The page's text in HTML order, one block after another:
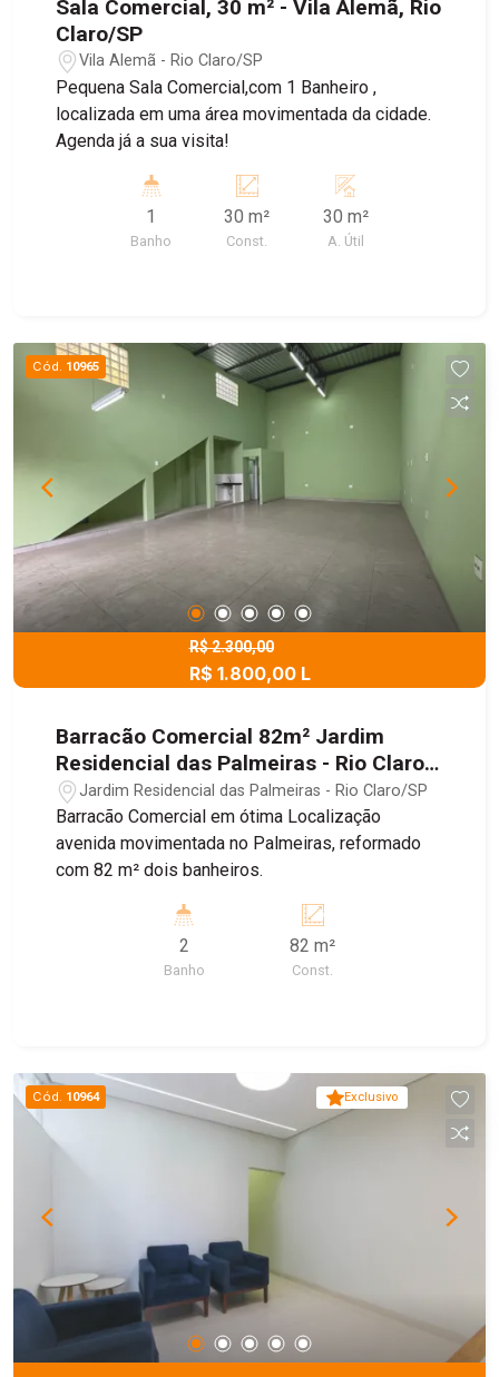
Sala Comercial, 30 m² - Vila Alemã, Rio
Claro/SP
Vila Alemã - Rio Claro/SP
Pequena Sala Comercial,com 1 Banheiro ,
localizada em uma área movimentada da cidade.
Agenda já a sua visita!
1
Banho
30 m²
Const.
30 m²
A. Útil
Cód. 10965
R$ 2.300,00
R$ 1.800,00 L
Barracão Comercial 82m² Jardim
Residencial das Palmeiras - Rio Claro,
São Paulo/SP
Jardim Residencial das Palmeiras - Rio Claro/SP
Barracão Comercial em ótima Localização
avenida movimentada no Palmeiras, reformado
com 82 m² dois banheiros.
2
Banho
82 m²
Const.
Exclusivo
Cód. 10964